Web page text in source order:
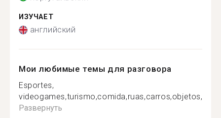
ИЗУЧАЕТ
английский
Мои любимые темы для разговора
Esportes,
Развернуть